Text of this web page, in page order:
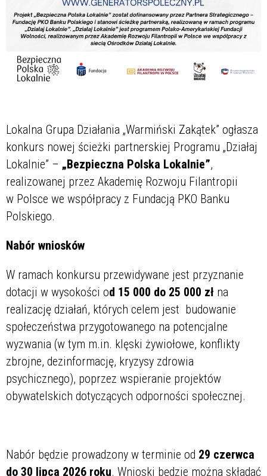
Lokalna Grupa Działania „Warmiński Zakątek” ogłasza
konkurs nowej ścieżki partnerskiej Programu „Działaj
Lokalnie” – „Bezpieczna Polska Lokalnie”,
realizowanej przez Akademię Rozwoju Filantropii
w Polsce we współpracy z Fundacją PKO Banku
Polskiego.
Nabór wniosków
W ramach konkursu przewidywane jest przyznanie
dotacji w wysokości od 15 000 do 25 000 zł na
realizację działań, których celem jest budowanie
społeczeństwa przygotowanego na potencjalne
wyzwania (w tym m.in. klęski żywiołowe, konflikty
zbrojne, dezinformację, kryzysy zdrowia
psychicznego), poprzez wspieranie projektów
obywatelskich dotyczących odporności społecznej.
Nabór będzie prowadzony w terminie od 29 czerwca
do 30 lipca 2026 roku. Wnioski będzie można składać